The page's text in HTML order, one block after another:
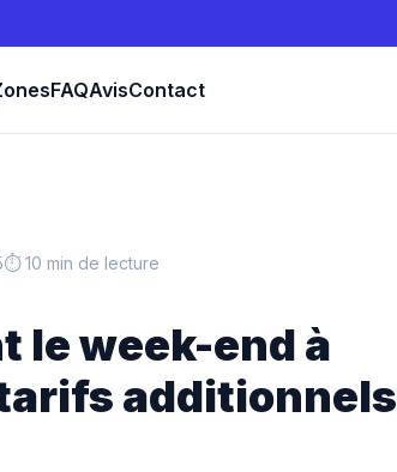
FAQAvisContact
⏱ 10 min de lecture
le week-end à
additionnels